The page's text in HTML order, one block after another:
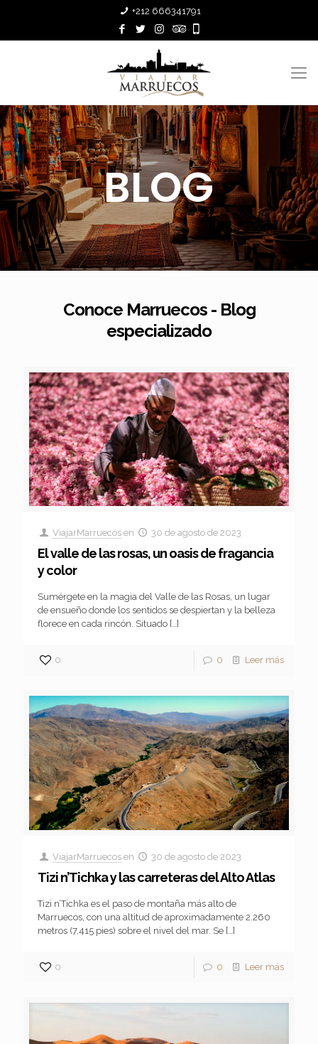
+212 666341791
BLOG
Conoce Marruecos - Blog
especializado
ViajarMarruecos en 30 de agosto de 2023
El valle de las rosas, un oasis de fragancia
y color
Sumérgete en la magia del Valle de las Rosas, un lugar
de ensueño donde los sentidos se despiertan y la belleza
florece en cada rincón. Situado […]
0 0 Leer más
ViajarMarruecos en 30 de agosto de 2023
Tizi n’Tichka y las carreteras del Alto Atlas
Tizi n’Tichka es el paso de montaña más alto de
Marruecos, con una altitud de aproximadamente 2.260
metros (7,415 pies) sobre el nivel del mar. Se […]
0 0 Leer más